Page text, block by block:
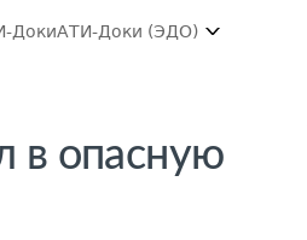
ДокиАТИ-Доки (ЭДО)
в опасную